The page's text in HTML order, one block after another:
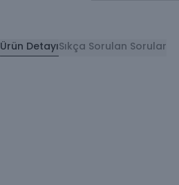
Ürün DetayıSıkça Sorulan Sorular